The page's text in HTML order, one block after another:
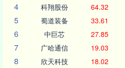
4 科翔股份 64.32
5 蜀道装备 33.61
6 中巨芯 27.85
7 广哈通信 19.03
8 欣天科技 18.02